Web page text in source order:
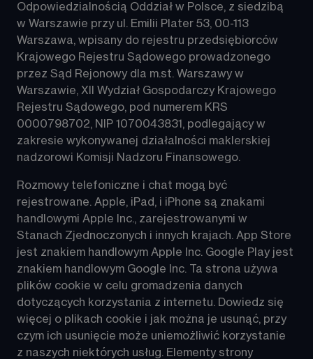
Odpowiedzialnością Oddział w Polsce, z siedzibą
w Warszawie przy ul. Emilii Plater 53, 00-113
Warszawa, wpisany do rejestru przedsiębiorców
Krajowego Rejestru Sądowego prowadzonego
przez Sąd Rejonowy dla m.st. Warszawy w
Warszawie, XII Wydział Gospodarczy Krajowego
Rejestru Sądowego, pod numerem KRS
0000798702, NIP 1070043831, podlegający w
zakresie wykonywanej działalności maklerskiej
nadzorowi Komisji Nadzoru Finansowego.
Rozmowy telefoniczne i chat mogą być
rejestrowane. Apple, iPad, i iPhone są znakami
handlowymi Apple Inc., zarejestrowanymi w
Stanach Zjednoczonych i innych krajach. App Store
jest znakiem handlowym Apple Inc. Google Play jest
znakiem handlowym Google Inc. Ta strona używa
plików cookie w celu gromadzenia danych
dotyczących korzystania z internetu. Dowiedz się
więcej o plikach cookie i jak można je usunąć, przy
czym ich usunięcie może uniemożliwić korzystanie
z naszych niektórych usług. Elementy strony